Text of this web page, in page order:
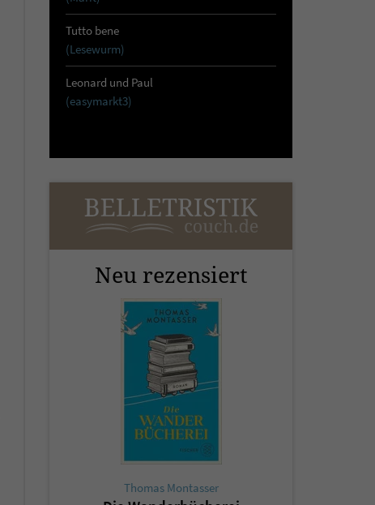
Tutto bene
(Lesewurm)
Leonard und Paul
(easymarkt3)
Neu rezensiert
Thomas Montasser